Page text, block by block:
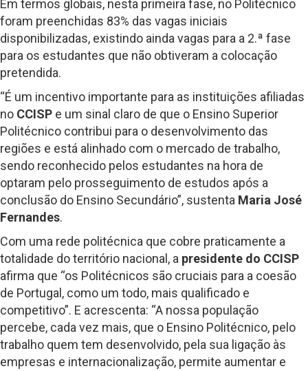
Em termos globais, nesta primeira fase, no Politécnico
foram preenchidas 83% das vagas iniciais
disponibilizadas, existindo ainda vagas para a 2.ª fase
para os estudantes que não obtiveram a colocação
pretendida.
“É um incentivo importante para as instituições afiliadas
no CCISP e um sinal claro de que o Ensino Superior
Politécnico contribui para o desenvolvimento das
regiões e está alinhado com o mercado de trabalho,
sendo reconhecido pelos estudantes na hora de
optaram pelo prosseguimento de estudos após a
conclusão do Ensino Secundário”, sustenta Maria José
Fernandes.
Com uma rede politécnica que cobre praticamente a
totalidade do território nacional, a presidente do CCISP
afirma que “os Politécnicos são cruciais para a coesão
de Portugal, como um todo, mais qualificado e
competitivo”. E acrescenta: “A nossa população
percebe, cada vez mais, que o Ensino Politécnico, pelo
trabalho quem tem desenvolvido, pela sua ligação às
empresas e internacionalização, permite aumentar e